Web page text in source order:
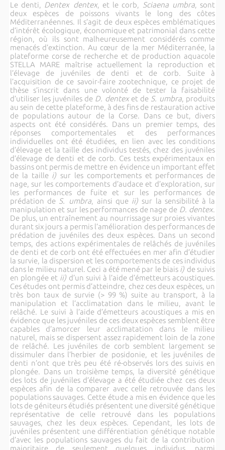
Le denti, Dentex dentex, et le corb, Sciaena umbra, sont
deux espèces de poissons vivants le long des côtes
Méditerranéennes. Il s’agit de deux espèces emblématiques
d’intérêt écologique, économique et patrimonial dans cette
région, où ils sont malheureusement considérés comme
menacés d’extinction. Au cœur de la mer Méditerranée, la
plateforme corse de recherche et de production aquacole
STELLA MARE maîtrise actuellement la reproduction et
l’élevage de juvéniles de denti et de corb. Suite à
l’acquisition de ce savoir-faire zootechnique, ce projet de
thèse s’inscrit dans une volonté de tester la faisabilité
d’utiliser les juvéniles de D. dentexet de S. umbra, produits
au sein de cette plateforme, à des fins de restauration active
de populations autour de la Corse. Dans ce but, divers
aspects ont été considérés. Dans un premier temps, des
réponses comportementales et des performances
individuelles ont été étudiées, en lien avec les conditions
d’élevage et la taille des individus testés, chez des juvéniles
d’élevage de denti et de corb. Ces tests expérimentaux en
bassins ont permis de mettre en évidence un important effet
de la taille i) sur les comportements et performances de
nage, sur les comportements d’audace et d’exploration, sur
les performances de fuite et sur les performances de
prédation de S. umbra, ainsi que ii) sur la sensibilité à la
manipulation et sur les performances de nage de D. dentex.
De plus, un entraînement au nourrissage sur proies vivantes
durant six jours a permis l’amélioration des performances de
prédation de juvéniles des deux espèces. Dans un second
temps, des actions expérimentales de relâchés de juvéniles
de denti et de corb ont été effectuées en mer afin d’étudier
la survie, la dispersion et les comportements de ces individus
dans le milieu naturel. Ceci a été mené par le biais i) de suivis
en plongée et ii) d’un suivi à l’aide d’émetteurs acoustiques.
Ces études ont permis d’atteindre, chez ces deux espèces, un
très bon taux de survie (> 99 %) suite au transport, à la
manipulation et l’acclimatation dans le milieu, avant le
relâché. Le suivi à l’aide d’émetteurs acoustiques a mis en
évidence que les juvéniles de ces deux espèces semblent être
capables d’amorcer leur acclimatation dans le milieu
naturel, mais se dispersent assez rapidement loin de la zone
de relâché. Les juvéniles de corb semblent largement se
dissimuler dans l’herbier de posidonie, et les juvéniles de
denti n’ont que très peu été ré-observés lors des suivis en
plongée. Dans un troisième temps, la diversité génétique
des lots de juvéniles d’élevage a été étudiée chez ces deux
espèces afin de la comparer avec celle retrouvée dans les
populations sauvages. Cette étude a mis en évidence que les
lots de géniteurs étudiés présentent une diversité génétique
représentative de celle retrouvé dans les populations
sauvages, chez les deux espèces. Cependant, les lots de
juvéniles présentent une différentiation génétique notable
d’avec les populations sauvages du fait de la contribution
majoritaire de seulement quelques individus, parmi